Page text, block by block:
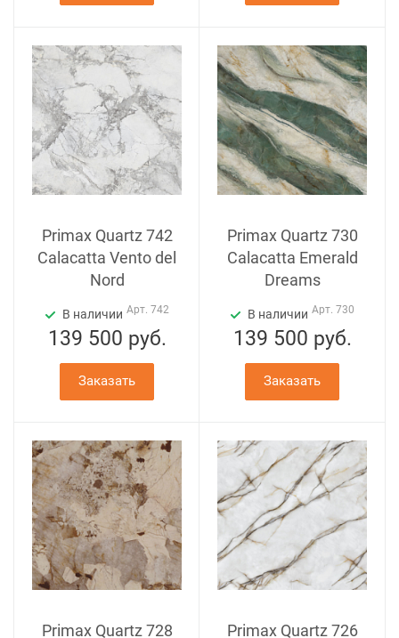
Primax Quartz 742
Calacatta Vento del
Nord
В наличии Арт. 742
139 500 руб.
Заказать
Primax Quartz 730
Calacatta Emerald
Dreams
В наличии Арт. 730
139 500 руб.
Заказать
Primax Quartz 728
Primax Quartz 726